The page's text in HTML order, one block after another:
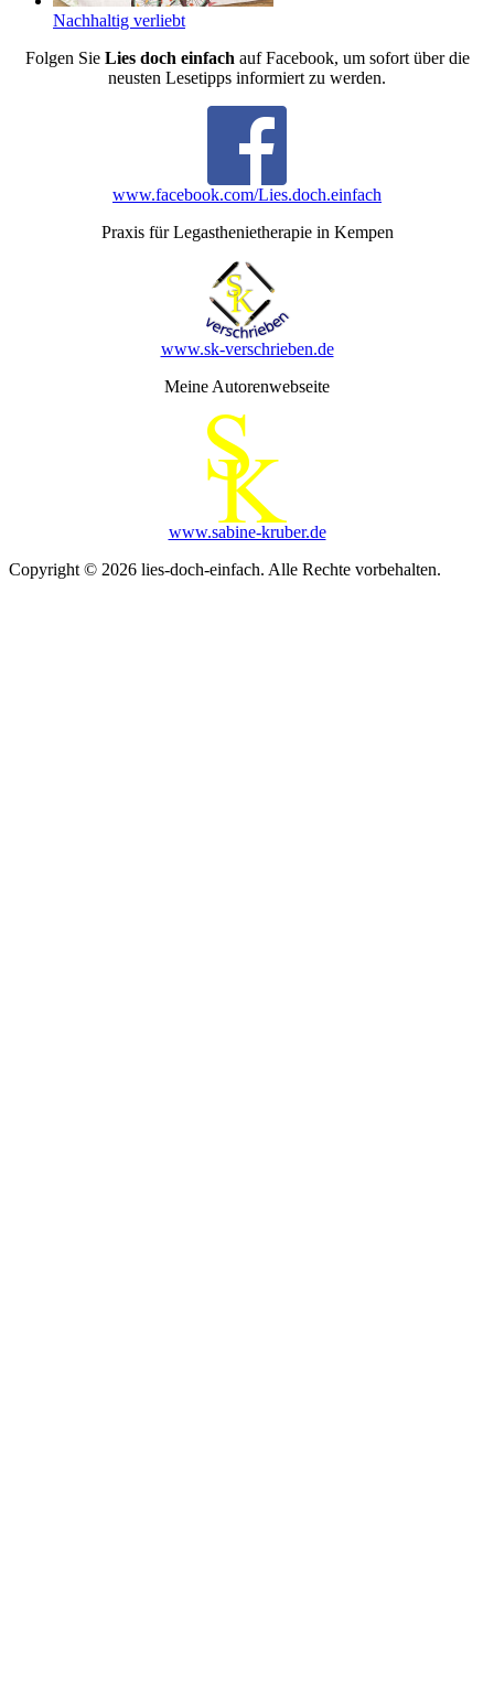
Nachhaltig verliebt
Folgen Sie Lies doch einfach auf Facebook, um sofort über die
neusten Lesetipps informiert zu werden.
www.facebook.com/Lies.doch.einfach
Praxis für Legasthenietherapie in Kempen
www.sk-verschrieben.de
Meine Autorenwebseite
www.sabine-kruber.de
Copyright © 2026 lies-doch-einfach. Alle Rechte vorbehalten.